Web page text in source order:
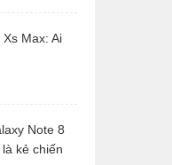
Max: Ai
Note 8
kẻ chiến